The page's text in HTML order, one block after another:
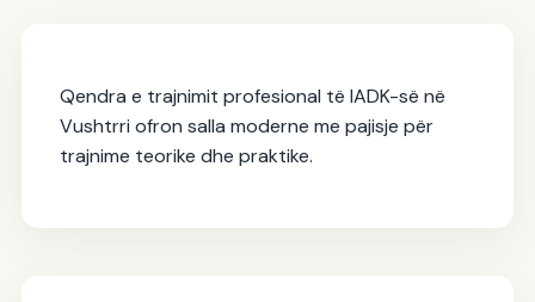
Qendra e trajnimit profesional të IADK-së në
Vushtrri ofron salla moderne me pajisje për
trajnime teorike dhe praktike.